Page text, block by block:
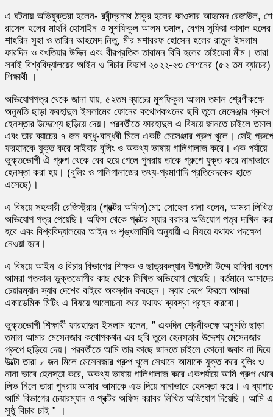
এ ঘটনায় অভিযুক্তরা হলেন- রবীন্দ্রনাথ ঠাকুর হলের কাওসার আহমেদ রেজাউল,
রাসেল হলের মাহদি হোসাইন ও মুশফিকুল আলম তমাল, বেগম সুফিয়া কামাল হলের
শাহরিন সুহা ও তারিন আহমেদ নিতু, মীর মশাররফ হোসেন হলের রাতুল ইসলাম
ফারদিন ও বখতিয়ার উদ্দিন এবং বীরপ্রতিক তারামন বিবি হলের তাইয়েবা মীম। তারা
সবাই বিশ্ববিদ্যালয়ের আইন ও বিচার বিভাগ ২০২২-২৩ সেশনের (৫২ তম ব্যাচের)
শিক্ষার্থী ।
অভিযোগপত্র থেকে জানা যায়, ৫২তম ব্যাচের মুশফিকুল আলম তমাল শ্রেণীকক্ষে
অনুমতি ছাড়া ফরহাদুল ইসলামের ফোনের কথোপকথনের ছবি তুলে মেসেঞ্জার গ্রুপে
হেনস্তার উদ্দেশ্যে ছড়িয়ে দেয়। পরবর্তীতে ফারহাদুল এ বিষয়ে জানতে চাইলে তমাল
এবং তার ব্যাচের ৭ জন বন্ধু-বান্ধবী মিলে একটি মেসেঞ্জার গ্রুপ খুলে। সেই গ্রুপে
ফরহাদকে যুক্ত করে সাইবার বুলিং ও অকথ্য ভাষায় গালিগালাজ করে। এক পর্যায়ে
ভুক্তভোগী ঐ গ্রুপ থেকে বের হয়ে গেলে পুনরায় তাকে গ্রুপে যুক্ত করে নানাভাবে
হেনস্তা করা হয়। (বুলিং ও গালিগালাজের তথ্য-প্রমাণাদি প্রতিবেদকের হাতে
এসেছে)।
এ বিষয়ে সহকারী রেজিস্ট্রার (প্রক্টর অফিস)মো: সোহেল রানা বলেন, আমরা লিখিত
অভিযোগ পত্র পেয়েছি। অফিস থেকে প্রক্টর স্যার বরাবর অভিযোগ পত্র দাখিল
হবে এবং বিশ্ববিদ্যালয়ের আইন ও শৃঙ্খলাবিধি অনুযায়ী এ বিষয়ে যথাযথ পদক্ষেপ
নেওয়া হবে।
এ বিষয়ে আইন ও বিচার বিভাগের শিক্ষক ও ছাত্রকল্যান উপদেষ্টা উম্মে হাবিবা
আমরা গতকাল ভুক্তভোগীর কাছ থেকে লিখিত অভিযোগ পেয়েছি। বর্তমানে
চেয়ারম্যান স্যার দেশের বাইরে অবস্থান করছেন। স্যার দেশে ফিরলে আমরা
একাডেমিক মিটিং এ বিষয়ে আলোচনা করে যথাযথ ব্যবস্থা গ্রহন করবো।
ভুক্তভোগী শিক্ষার্থী ফারহাদুল ইসলাম বলেন, ” একদিন শ্রেনীকক্ষে অনুমতি ছাড়া
তমাল আমার মেসেনজার কথোপকথন এর ছবি তুলে হেনস্তার উদ্দেশ্য মেসেনজার
গ্রুপে ছড়িয়ে দেয়। পরবর্তীতে আমি তার কাছে জানতে চাইলে কোনো জবাব না দিয়ে
উল্টো তারা ৮ জন মিলে মেসেনজার গ্রুপ খুলে সেখানে আমাকে যুক্ত করে বুলিং ও
নানা ভাবে হেনস্তা করে, অকথ্য ভাষায় গালিগালাজ করে একপর্যায়ে আমি গ্রুপ
লিভ নিলে তারা পুনরায় আমার আমাকে এড দিয়ে নানাভাবে হেনস্তা করে। এ
আমি বিভাগের চেয়ারম্যান ও প্রক্টর অফিস বরাবর লিখিত অভিযোগ দিয়েছি। আমি
সুষ্ঠু বিচার চাই ” ।